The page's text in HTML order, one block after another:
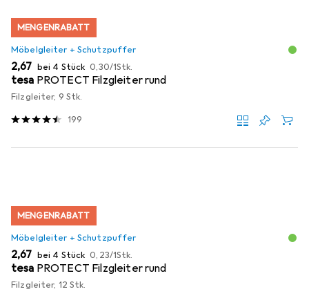
MENGENRABATT
Möbelgleiter + Schutzpuffer
EUR
2,67 bei 4 Stück EUR
0,30/1Stk.
tesa PROTECT Filzgleiter rund
Filzgleiter, 9 Stk.
199
MENGENRABATT
Möbelgleiter + Schutzpuffer
EUR
2,67 bei 4 Stück EUR
0,23/1Stk.
tesa PROTECT Filzgleiter rund
Filzgleiter, 12 Stk.